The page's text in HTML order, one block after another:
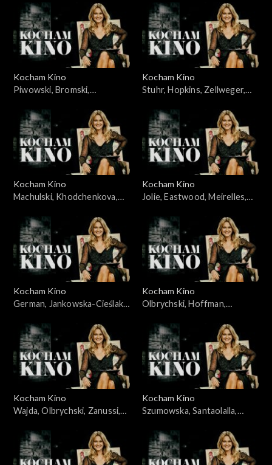
Kocham Kino
Piwowski, Bromski,
Kocham Kino
Stuhr, Hopkins, Zellweger,
Kocham Kino
Machulski, Khodchenkova,
Kocham Kino
Jolie, Eastwood, Meirelles,
20.05.2008
Kocham Kino
German, Jankowska-Cieślak,
Bigelow, 09.09.2008
Kocham Kino
Olbrychski, Hoffman,
Kocham Kino
Wajda, Olbrychski, Zanussi,
Kocham Kino
Szumowska, Santaolalla,